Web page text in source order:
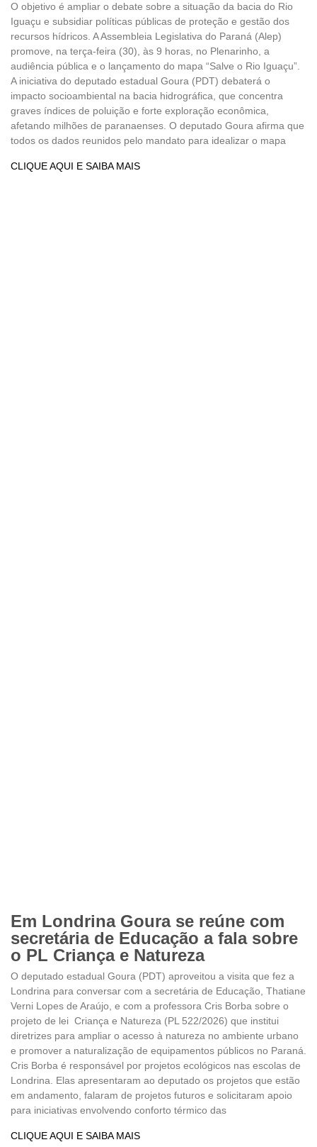
O objetivo é ampliar o debate sobre a situação da bacia do Rio
Iguaçu e subsidiar políticas públicas de proteção e gestão dos
recursos hídricos. A Assembleia Legislativa do Paraná (Alep)
promove, na terça-feira (30), às 9 horas, no Plenarinho, a
audiência pública e o lançamento do mapa “Salve o Rio Iguaçu”.
A iniciativa do deputado estadual Goura (PDT) debaterá o
impacto socioambiental na bacia hidrográfica, que concentra
graves índices de poluição e forte exploração econômica,
afetando milhões de paranaenses. O deputado Goura afirma que
todos os dados reunidos pelo mandato para idealizar o mapa
CLIQUE AQUI E SAIBA MAIS
Em Londrina Goura se reúne com
secretária de Educação a fala sobre
o PL Criança e Natureza
O deputado estadual Goura (PDT) aproveitou a visita que fez a
Londrina para conversar com a secretária de Educação, Thatiane
Verni Lopes de Araújo, e com a professora Cris Borba sobre o
projeto de lei Criança e Natureza (PL 522/2026) que institui
diretrizes para ampliar o acesso à natureza no ambiente urbano
e promover a naturalização de equipamentos públicos no Paraná.
Cris Borba é responsável por projetos ecológicos nas escolas de
Londrina. Elas apresentaram ao deputado os projetos que estão
em andamento, falaram de projetos futuros e solicitaram apoio
para iniciativas envolvendo conforto térmico das
CLIQUE AQUI E SAIBA MAIS